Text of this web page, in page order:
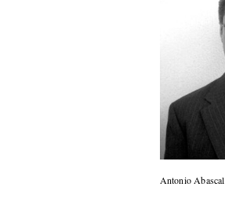
Antonio Abascal